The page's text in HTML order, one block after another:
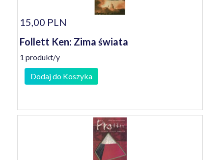
15,00 PLN
Follett Ken: Zima świata
1 produkt/y
Dodaj do Koszyka